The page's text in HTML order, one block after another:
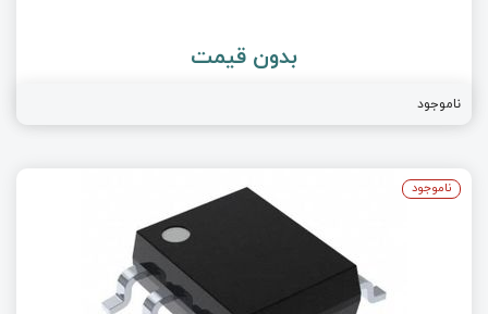
بدون قیمت
ناموجود
ناموجود